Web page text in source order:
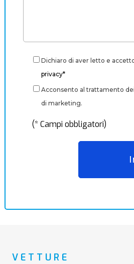
Dichiaro di aver letto e
privacy*
Acconsento al trattamento
di marketing.
(* Campi obbligatori)
VETTURE